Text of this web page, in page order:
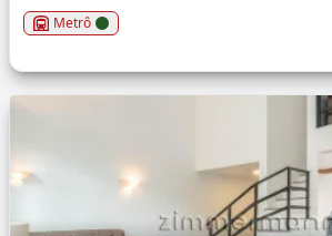
Metrô